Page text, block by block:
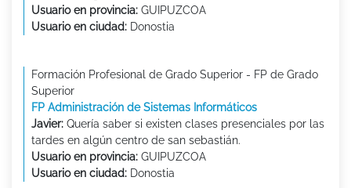
Usuario en provincia: GUIPUZCOA
Usuario en ciudad: Donostia
Formación Profesional de Grado Superior - FP de Grado
Superior
FP Administración de Sistemas Informáticos
Javier: Quería saber si existen clases presenciales por las
tardes en algún centro de san sebastián.
Usuario en provincia: GUIPUZCOA
Usuario en ciudad: Donostia